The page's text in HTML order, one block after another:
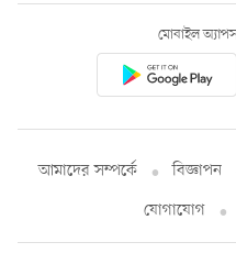
মোবাইল
আমাদের সম্পর্কে বিজ্ঞাপন
যোগাযোগ